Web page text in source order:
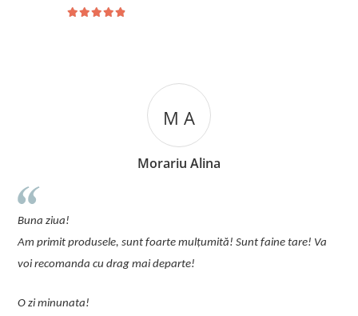
M A
Morariu Alina
Buna ziua!
Am primit produsele, sunt foarte mulțumită! Sunt faine tare! Va
voi recomanda cu drag mai departe!
O zi minunata!